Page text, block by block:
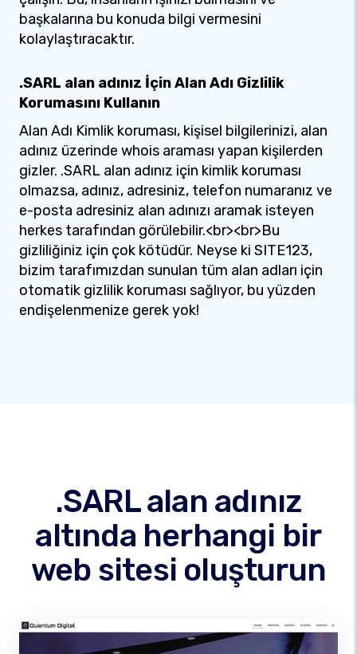
başkalarına bu konuda bilgi vermesini
kolaylaştıracaktır.
.SARL alan adınız İçin Alan Adı Gizlilik
Korumasını Kullanın
Alan Adı Kimlik koruması, kişisel bilgilerinizi, alan
adınız üzerinde whois araması yapan kişilerden
gizler. .SARL alan adınız için kimlik koruması
olmazsa, adınız, adresiniz, telefon numaranız ve
e-posta adresiniz alan adınızı aramak isteyen
herkes tarafından görülebilir.<br><br>Bu
gizliliğiniz için çok kötüdür. Neyse ki SITE123,
bizim tarafımızdan sunulan tüm alan adları için
otomatik gizlilik koruması sağlıyor, bu yüzden
endişelenmenize gerek yok!
.SARL alan adınız
altında herhangi bir
web sitesi oluşturun